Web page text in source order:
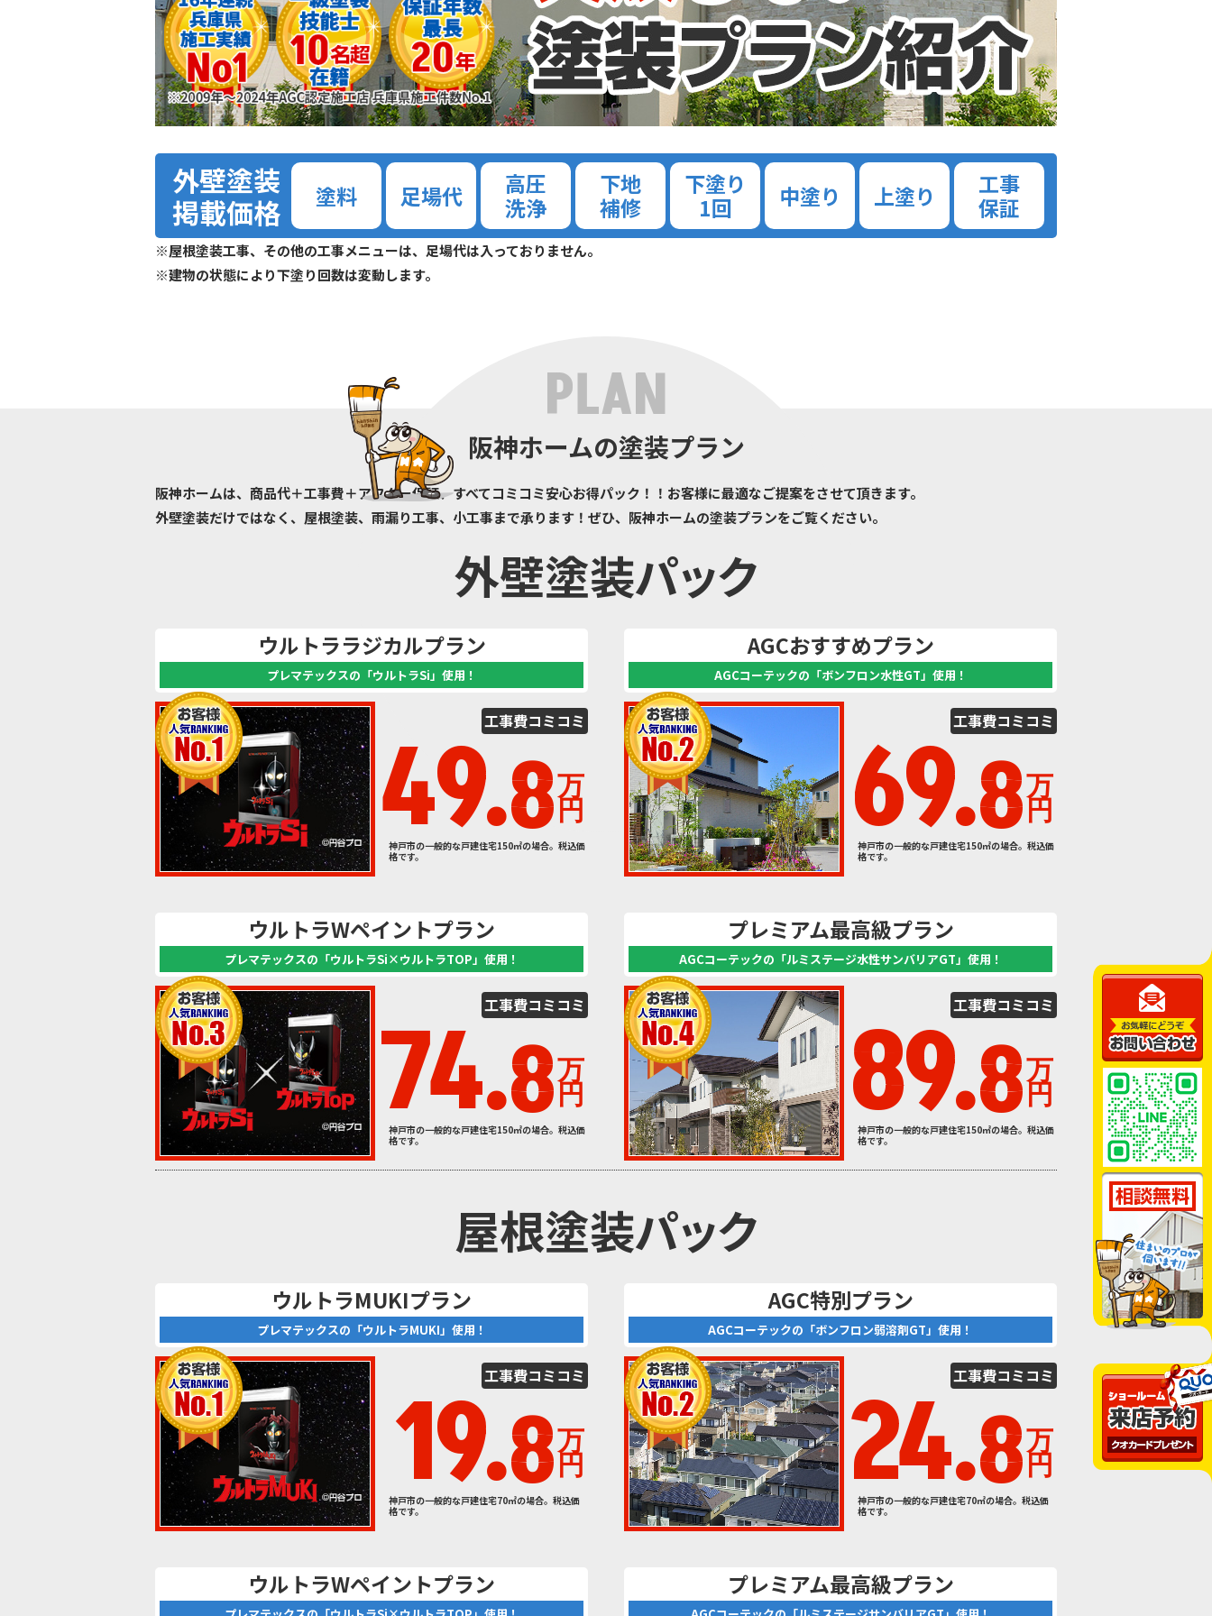
外壁塗装
掲載価格
塗料 足場代 高圧
洗浄
下地
補修
下塗り
1回 中塗り 上塗り 工事
保証
※屋根塗装工事、その他の工事メニューは、足場代は入っておりません。
※建物の状態により下塗り回数は変動します。
PLAN
阪神ホームの塗装プラン
阪神ホームは、商品代＋工事費＋アフター保証、すべてコミコミ安心お得パック！！お客様に最適なご提案をさせて頂きます。
外壁塗装だけではなく、屋根塗装、雨漏り工事、小工事まで承ります！ぜひ、阪神ホームの塗装プランをご覧ください。
外壁塗装パック
ウルトララジカルプラン
プレマテックスの「ウルトラSi」使用！
工事費コミコミ
49.8万
円
神戸市の一般的な戸建住宅150㎡の場合。税込価
格です。
AGCおすすめプラン
AGCコーテックの「ボンフロン水性GT」使用！
工事費コミコミ
69.8万
円
神戸市の一般的な戸建住宅150㎡の場合。税込価
格です。
ウルトラWペイントプラン
プレマテックスの「ウルトラSi×ウルトラTOP」使用！
工事費コミコミ
74.8万
円
神戸市の一般的な戸建住宅150㎡の場合。税込価
格です。
プレミアム最高級プラン
AGCコーテックの「ルミステージ水性サンバリアGT」使用！
工事費コミコミ
89.8万
円
神戸市の一般的な戸建住宅150㎡の場合。税込価
格です。
屋根塗装パック
ウルトラMUKIプラン
プレマテックスの「ウルトラMUKI」使用！
工事費コミコミ
19.8万
円
神戸市の一般的な戸建住宅70㎡の場合。税込価
格です。
AGC特別プラン
AGCコーテックの「ボンフロン弱溶剤GT」使用！
工事費コミコミ
24.8万
円
神戸市の一般的な戸建住宅70㎡の場合。税込価
格です。
ウルトラWペイントプラン プレミアム最高級プラン